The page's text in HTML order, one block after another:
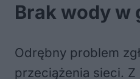
Brak wody w
Odrębny problem
przeciążenia sieci.